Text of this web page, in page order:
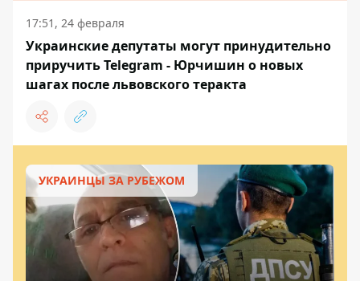
17:51, 24 февраля
Украинские депутаты могут принудительно
приручить Telegram - Юрчишин о новых
шагах после львовского теракта
УКРАИНЦЫ ЗА РУБЕЖОМ